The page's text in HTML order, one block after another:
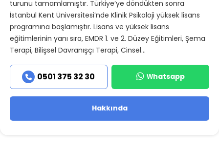
turunu tamamlamıştır. Türkiye’ye döndükten sonra
İstanbul Kent Üniversitesi’nde Klinik Psikoloji yüksek lisans
programına başlamıştır. Lisans ve yüksek lisans
eğitimlerinin yanı sıra, EMDR 1. ve 2. Düzey Eğitimleri, Şema
Terapi, Bilişsel Davranışçı Terapi, Cinsel...
0501 375 32 30 Whatsapp
Hakkında